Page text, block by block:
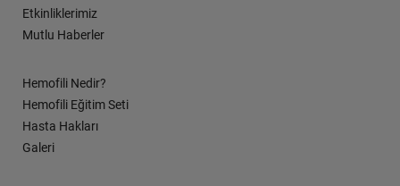
Etkinliklerimiz
Mutlu Haberler
Hemofili Nedir?
Hemofili Eğitim Seti
Hasta Hakları
Galeri